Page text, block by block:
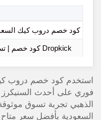
كود خصم دروب كيك السعودية 2026 | تجربة تسوق سلسة
Dropkick كود خصم | تسوق أحذية أونلاين بسهولة وخيارات واسعة
استخدم كود خصم دروب كيك
فوري على أحدث السنيكرز
الذهبي تجربة تسوق
السعودية بأفضل سعر متاح